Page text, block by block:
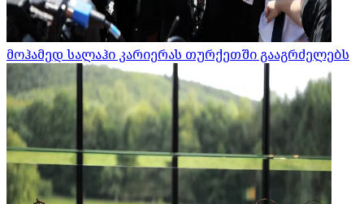
მოჰამედ სალაჰი კარიერას თურქეთში გააგრძელებს